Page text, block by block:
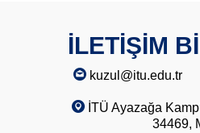
İLETİŞİM
kuzul@itu.edu.tr
İTÜ Ayazağa
34469,